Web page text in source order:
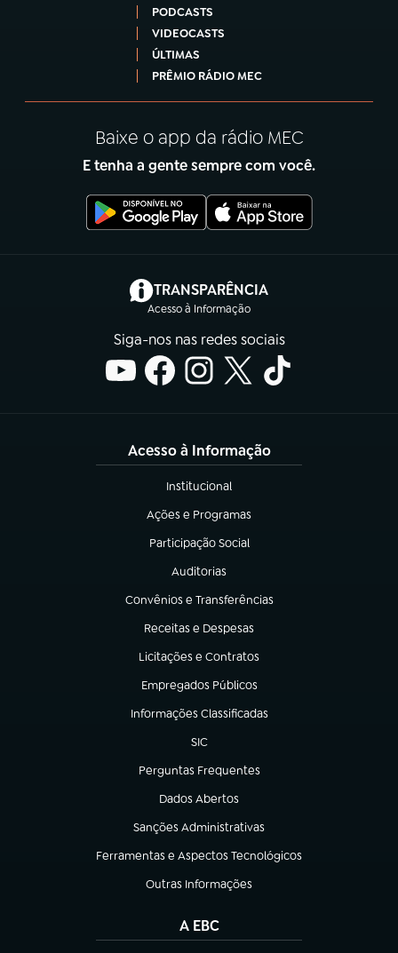
PODCASTS
VIDEOCASTS
ÚLTIMAS
PRÊMIO RÁDIO MEC
Baixe o app da rádio MEC
E tenha a gente sempre com você.
TRANSPARÊNCIA
Acesso à Informação
(abre em nova aba)
Siga-nos nas redes sociais
Acesso à Informação
Institucional
(abre em nova aba)
Ações e Programas
(abre em nova aba)
Participação Social
(abre em nova aba)
Auditorias
(abre em nova aba)
Convênios e Transferências
(abre em nova aba)
Receitas e Despesas
(abre em nova aba)
Licitações e Contratos
(abre em nova aba)
Empregados Públicos
(abre em nova aba)
Informações Classificadas
(abre em nova aba)
SIC
(abre em nova aba)
Perguntas Frequentes
(abre em nova aba)
Dados Abertos
(abre em nova aba)
Sanções Administrativas
(abre em nova aba)
Ferramentas e Aspectos Tecnológicos
(abre em nova aba)
Outras Informações
(abre em nova aba)
A EBC